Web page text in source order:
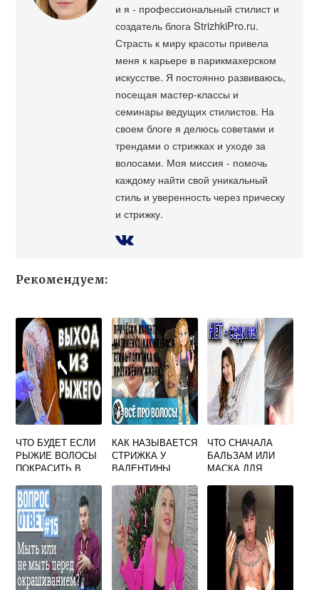
и я - профессиональный стилист и
создатель блога StrizhkiPro.ru.
Страсть к миру красоты привела
меня к карьере в парикмахерском
искусстве. Я постоянно развиваюсь,
посещая мастер-классы и
семинары ведущих стилистов. На
своем блоге я делюсь советами и
трендами о стрижках и уходе за
волосами. Моя миссия - помочь
каждому найти свой уникальный
стиль и уверенность через прическу
и стрижку.
Рекомендуем:
ЧТО БУДЕТ ЕСЛИ
РЫЖИЕ ВОЛОСЫ
ПОКРАСИТЬ В
КАК НАЗЫВАЕТСЯ
СТРИЖКА У
ВАЛЕНТИНЫ
ЧТО СНАЧАЛА
БАЛЬЗАМ ИЛИ
МАСКА ДЛЯ